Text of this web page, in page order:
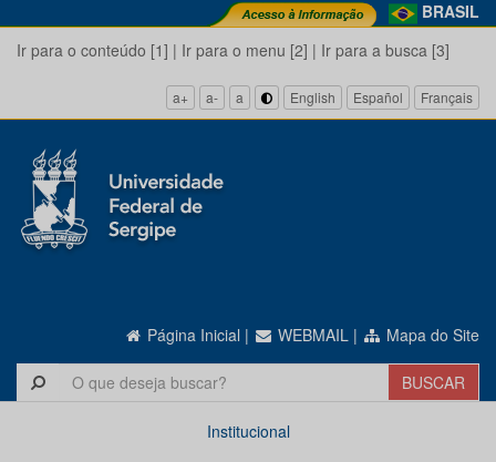
BRASIL
Ir para o conteúdo [1] | Ir para o menu [2] | Ir para a busca [3]
a+ a- a English Español Français
Página Inicial | WEBMAIL | Mapa do Site
Institucional